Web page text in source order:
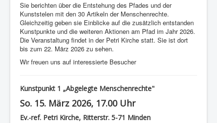
Sie berichten über die Entstehung des Pfades und der
Kunststelen mit den 30 Artikeln der Menschenrechte.
Gleichzeitig geben sie Einblicke auf die zusätzlich entstanden
Kunstpunkte und die weiteren Aktionen am Pfad im Jahr 2026.
Die Veranstaltung findet in der Petri Kirche statt. Sie ist dort
bis zum 22. März 2026 zu sehen.
Wir freuen uns auf interessierte Besucher
Kunstpunkt 1 „Abgelegte Menschenrechte"
So. 15. März 2026, 17.00 Uhr
Ev.-ref. Petri Kirche, Ritterstr. 5-71 Minden